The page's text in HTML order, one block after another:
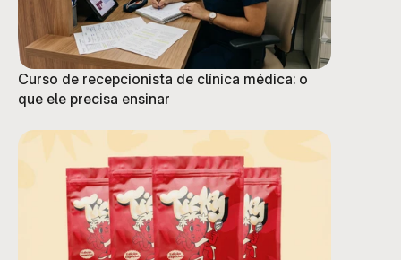
Curso de recepcionista de clínica médica: o
que ele precisa ensinar